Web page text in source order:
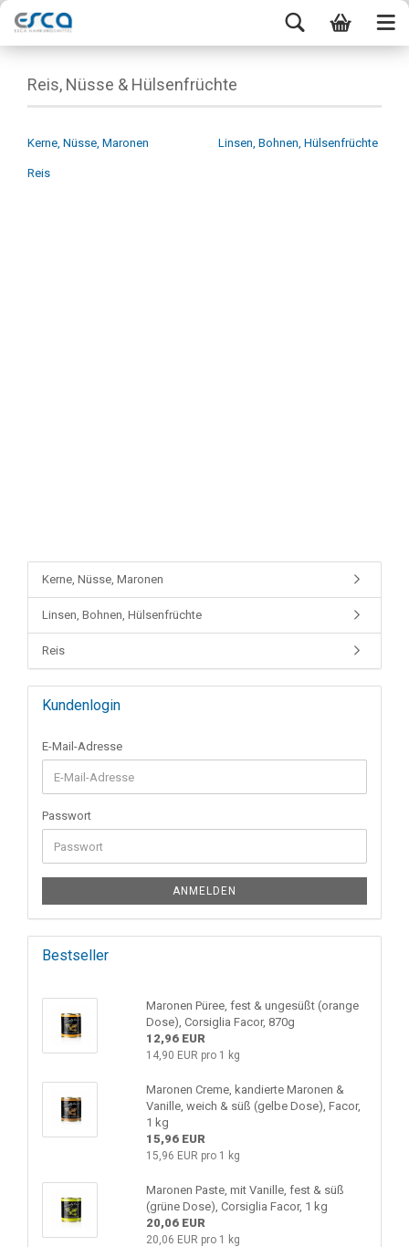
Reis, Nüsse & Hülsenfrüchte
Kerne, Nüsse, Maronen Linsen, Bohnen, Hülsenfrüchte
Reis
Kerne, Nüsse, Maronen
Linsen, Bohnen, Hülsenfrüchte
Reis
Kundenlogin
E-Mail-Adresse
Passwort
ANMELDEN
Bestseller
Maronen Püree, fest & ungesüßt (orange
Dose), Corsiglia Facor, 870g
12,96 EUR
14,90 EUR pro 1 kg
Maronen Creme, kandierte Maronen &
Vanille, weich & süß (gelbe Dose), Facor,
1 kg
15,96 EUR
15,96 EUR pro 1 kg
Maronen Paste, mit Vanille, fest & süß
(grüne Dose), Corsiglia Facor, 1 kg
20,06 EUR
20,06 EUR pro 1 kg